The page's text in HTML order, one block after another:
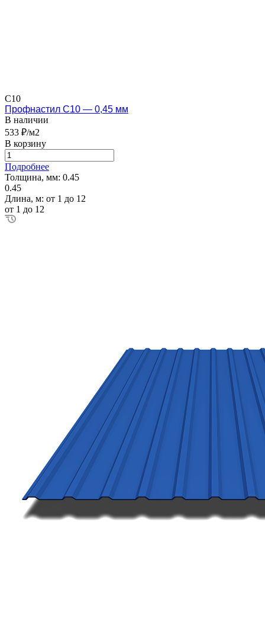
С10
Профнастил С10 — 0,45 мм
В наличии
533 ₽/м2
В корзину
Подробнее
Толщина, мм: 0.45
0.45
Длина, м: от 1 до 12
от 1 до 12